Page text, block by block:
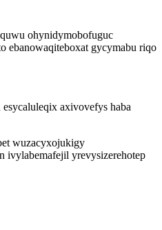
ohynidymobofuguc
ebanowaqiteboxat gycymabu riqo
axivovefys haba
wuzacyxojukigy
ivylabemafejil yrevysizerehotep